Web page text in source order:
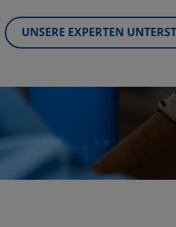
UNSERE EXPERTEN